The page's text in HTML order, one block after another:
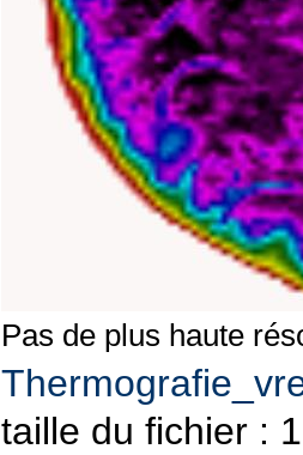
Pas de plus haute
taille du fichier :